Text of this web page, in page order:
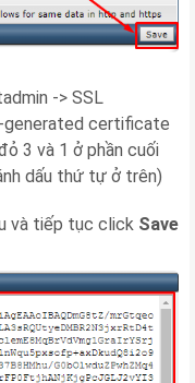
-> SSL
generated certificate
3 và 1 ở phần cuối
dấu thứ tự ở trên)
và tiếp tục click Save